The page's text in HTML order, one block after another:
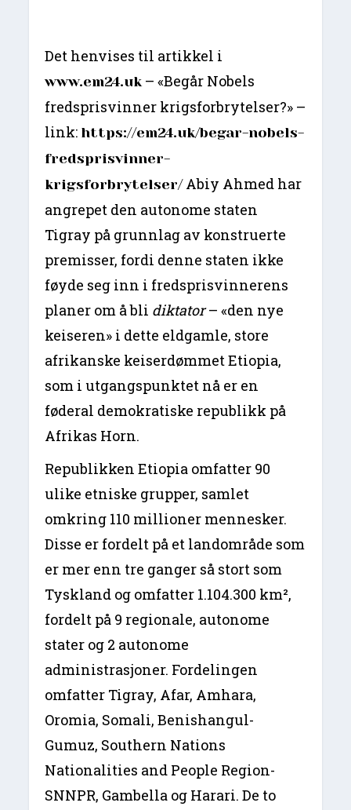
Det henvises til artikkel i
www.em24.uk– «Begår Nobels
fredsprisvinner krigsforbrytelser?» –
link: https://em24.uk/begar-nobels-
fredsprisvinner-
krigsforbrytelser/Abiy Ahmed har
angrepet den autonome staten
Tigray på grunnlag av konstruerte
premisser, fordi denne staten ikke
føyde seg inn i fredsprisvinnerens
planer om å bli diktator– «den nye
keiseren» i dette eldgamle, store
afrikanske keiserdømmet Etiopia,
som i utgangspunktet nå er en
føderal demokratiske republikk på
Afrikas Horn.
Republikken Etiopia omfatter 90
ulike etniske grupper, samlet
omkring 110 millioner mennesker.
Disse er fordelt på et landområde som
er mer enn tre ganger så stort som
Tyskland og omfatter 1.104.300 km²,
fordelt på 9 regionale, autonome
stater og 2 autonome
administrasjoner. Fordelingen
omfatter Tigray, Afar, Amhara,
Oromia, Somali, Benishangul-
Gumuz, Southern Nations
Nationalities and People Region-
SNNPR, Gambella og Harari. De to